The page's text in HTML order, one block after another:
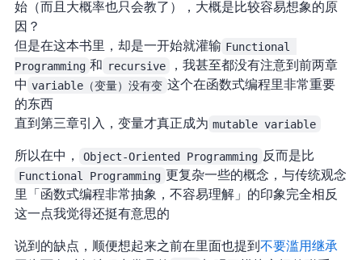
始（而且大概率也只会教 OOP 了），大概是 OOP 比较容易想象的原
因？
但是在 SICP 这本书里，却是一开始就灌输 Functional
Programming 和 recursive
，我甚至都没有注意到前两章
中 variable（变量）没有变 这个在函数式编程里非常重要
的东西
直到第三章引入 status，变量才真正成为 mutable variable
所以在 SICP 中， Object-Oriented Programming 反而是比
Functional Programming 更 “复杂” 一些的概念，与传统观念
里「函数式编程非常抽象，不容易理解」的印象完全相反
这一点我觉得还挺有意思的
说到 OOP 的缺点，顺便想起来之前在 Eloquent JavaScript 里面也提到 不要滥用继承